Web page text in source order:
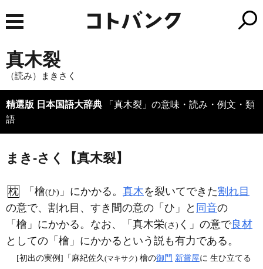
真木裂
（読み）まきさく
精選版 日本国語大辞典 「真木裂」の意味・読み・例文・類
語
まき‐さく【真木裂】
枕 「檜(ひ) 」にかかる。 真木を裂いてできた割れ目
の意で、割れ目、すき間の意の「ひ」と 同音の
「檜」にかかる。なお、「真木栄(さ) く」の意で良材
としての「檜」にかかるという説も有力である。
[初出の実例]「麻紀佐久 (マキサク) 檜の御門 新嘗屋に 生ひ立てる